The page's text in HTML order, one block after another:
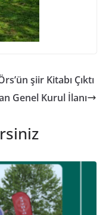
şiir Kitabı Çıktı
Genel Kurul İlanı